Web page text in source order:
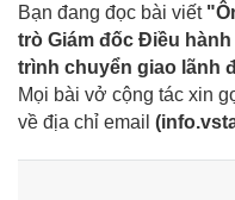
Bạn đang đọc bài viết
trò Giám đốc Điều
trình chuyển giao lãnh
Mọi bài vở cộng tác xin
về địa chỉ email (